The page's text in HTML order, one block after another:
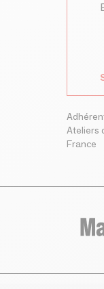
Ateliers
France